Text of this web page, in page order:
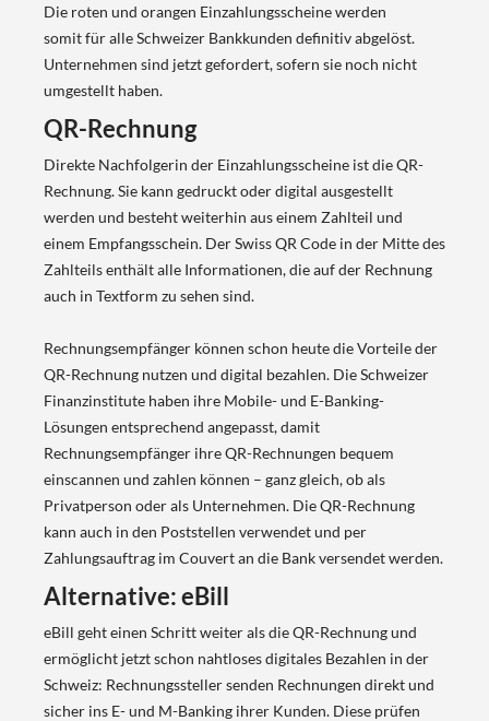
Die roten und orangen Einzahlungsscheine werden
somit für alle Schweizer Bankkunden definitiv abgelöst.
Unternehmen sind jetzt gefordert, sofern sie noch nicht
umgestellt haben.
QR-Rechnung
Direkte Nachfolgerin der Einzahlungsscheine ist die QR-
Rechnung. Sie kann gedruckt oder digital ausgestellt
werden und besteht weiterhin aus einem Zahlteil und
einem Empfangsschein. Der Swiss QR Code in der Mitte des
Zahlteils enthält alle Informationen, die auf der Rechnung
auch in Textform zu sehen sind.
Rechnungsempfänger können schon heute die Vorteile der
QR-Rechnung nutzen und digital bezahlen. Die Schweizer
Finanzinstitute haben ihre Mobile- und E-Banking-
Lösungen entsprechend angepasst, damit
Rechnungsempfänger ihre QR-Rechnungen bequem
einscannen und zahlen können – ganz gleich, ob als
Privatperson oder als Unternehmen. Die QR-Rechnung
kann auch in den Poststellen verwendet und per
Zahlungsauftrag im Couvert an die Bank versendet werden.
Alternative: eBill
eBill geht einen Schritt weiter als die QR-Rechnung und
ermöglicht jetzt schon nahtloses digitales Bezahlen in der
Schweiz: Rechnungssteller senden Rechnungen direkt und
sicher ins E- und M-Banking ihrer Kunden. Diese prüfen